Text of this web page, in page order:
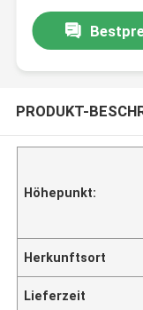
PRODUKT-
Höhepunkt:
Herkunftsort
Lieferzeit